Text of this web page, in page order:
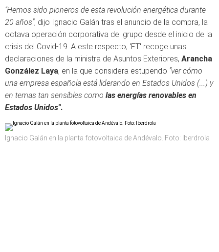
"Hemos sido pioneros de esta revolución energética durante
20 años", dijo Ignacio Galán tras el anuncio de la compra, la
octava operación corporativa del grupo desde el inicio de la
crisis del Covid-19. A este respecto, 'FT' recoge unas
declaraciones de la ministra de Asuntos Exteriores, Arancha
González Laya, en la que considera estupendo "ver cómo
una empresa española está liderando en Estados Unidos (...) y
en temas tan sensibles como las energías renovables en
Estados Unidos".
Ignacio Galán en la planta fotovoltaica de Andévalo. Foto: Iberdrola